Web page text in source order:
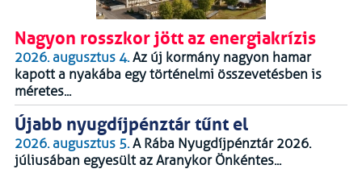
Nagyon rosszkor jött az energiakrízis
2026. augusztus 4.Az új kormány nagyon hamar
kapott a nyakába egy történelmi összevetésben is
méretes...
Újabb nyugdíjpénztár tűnt el
2026. augusztus 5.A Rába Nyugdíjpénztár 2026.
júliusában egyesült az Aranykor Önkéntes...